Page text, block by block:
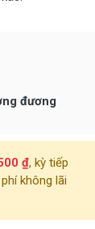
đương
₫, kỳ tiếp
không lãi